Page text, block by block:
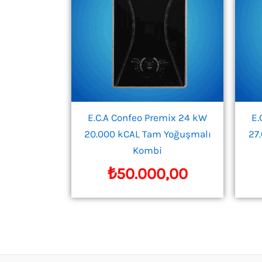
E.C.A Confeo Premix 24 kW
20.000 kCAL Tam Yoğuşmalı
Kombi
₺50.000,00